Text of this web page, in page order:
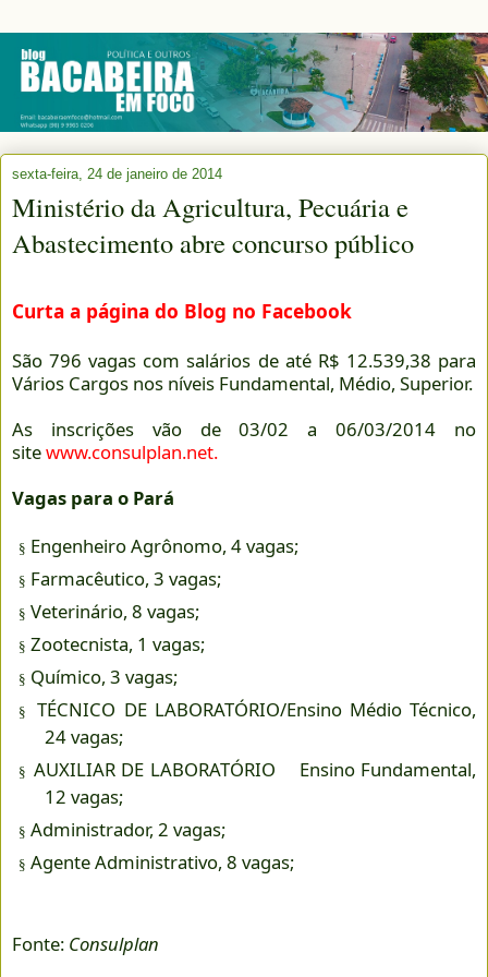
sexta-feira, 24 de janeiro de 2014
Ministério da Agricultura, Pecuária e
Abastecimento abre concurso público
Curta a página do Blog no Facebook
São 796 vagas com salários de até R$ 12.539,38 para
Vários Cargos nos níveis Fundamental, Médio, Superior.
As inscrições vão de 03/02 a 06/03/2014 no
sitewww.consulplan.net.
Vagas para o Pará
§ Engenheiro Agrônomo, 4 vagas;
§ Farmacêutico, 3 vagas;
§ Veterinário, 8 vagas;
§ Zootecnista, 1 vagas;
§ Químico, 3 vagas;
§
TÉCNICO DE LABORATÓRIO/Ensino Médio Técnico,
24 vagas;
§ AUXILIAR DE LABORATÓRIO Ensino Fundamental,
12 vagas;
§ Administrador, 2 vagas;
§ Agente Administrativo, 8 vagas;
Fonte: Consulplan